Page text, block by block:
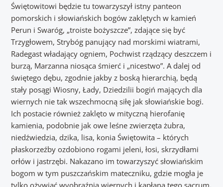
Świętowitowi będzie tu towarzyszył istny panteon
pomorskich i słowiańskich bogów zaklętych w kamień
Perun i Swaróg, „troiste bożyszcze”, zdające się być
Trzygłowem, Strybóg panujący nad morskimi wiatrami,
Radegast władający ogniem, Pochwist rządzący deszczem i
burzą, Marzanna niosąca śmierć i „nicestwo”. A dalej od
świętego dębu, zgodnie jakby z boską hierarchią, będą
stały posągi Wiosny, Łady, Dziedzilii bogiń mających dla
wiernych nie tak wszechmocną siłę jak słowiańskie bogi.
Ich postacie również zaklęto w mityczną hierofanię
kamienia, podobnie jak owe leśne zwierzęta żubra,
niedźwiedzia, dzika, lisa, konia Świętowita – których
płaskorzeźby ozdobiono rogami jeleni, łosi, skrzydłami
orłów i jastrzębi. Nakazano im towarzyszyć słowiańskim
bogom w tym puszczańskim mateczniku, gdzie mogła je